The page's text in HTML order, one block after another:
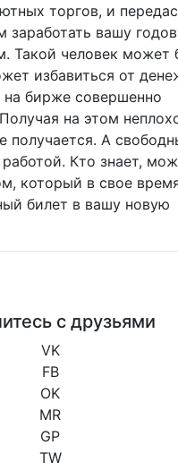
торгов, и
вашу
Такой человек может
избавиться от
на бирже совершенно
на этом
получается. А
Кто знает,
который в свое
билет в вашу новую
с друзьями
VK
FB
OK
MR
GP
TW